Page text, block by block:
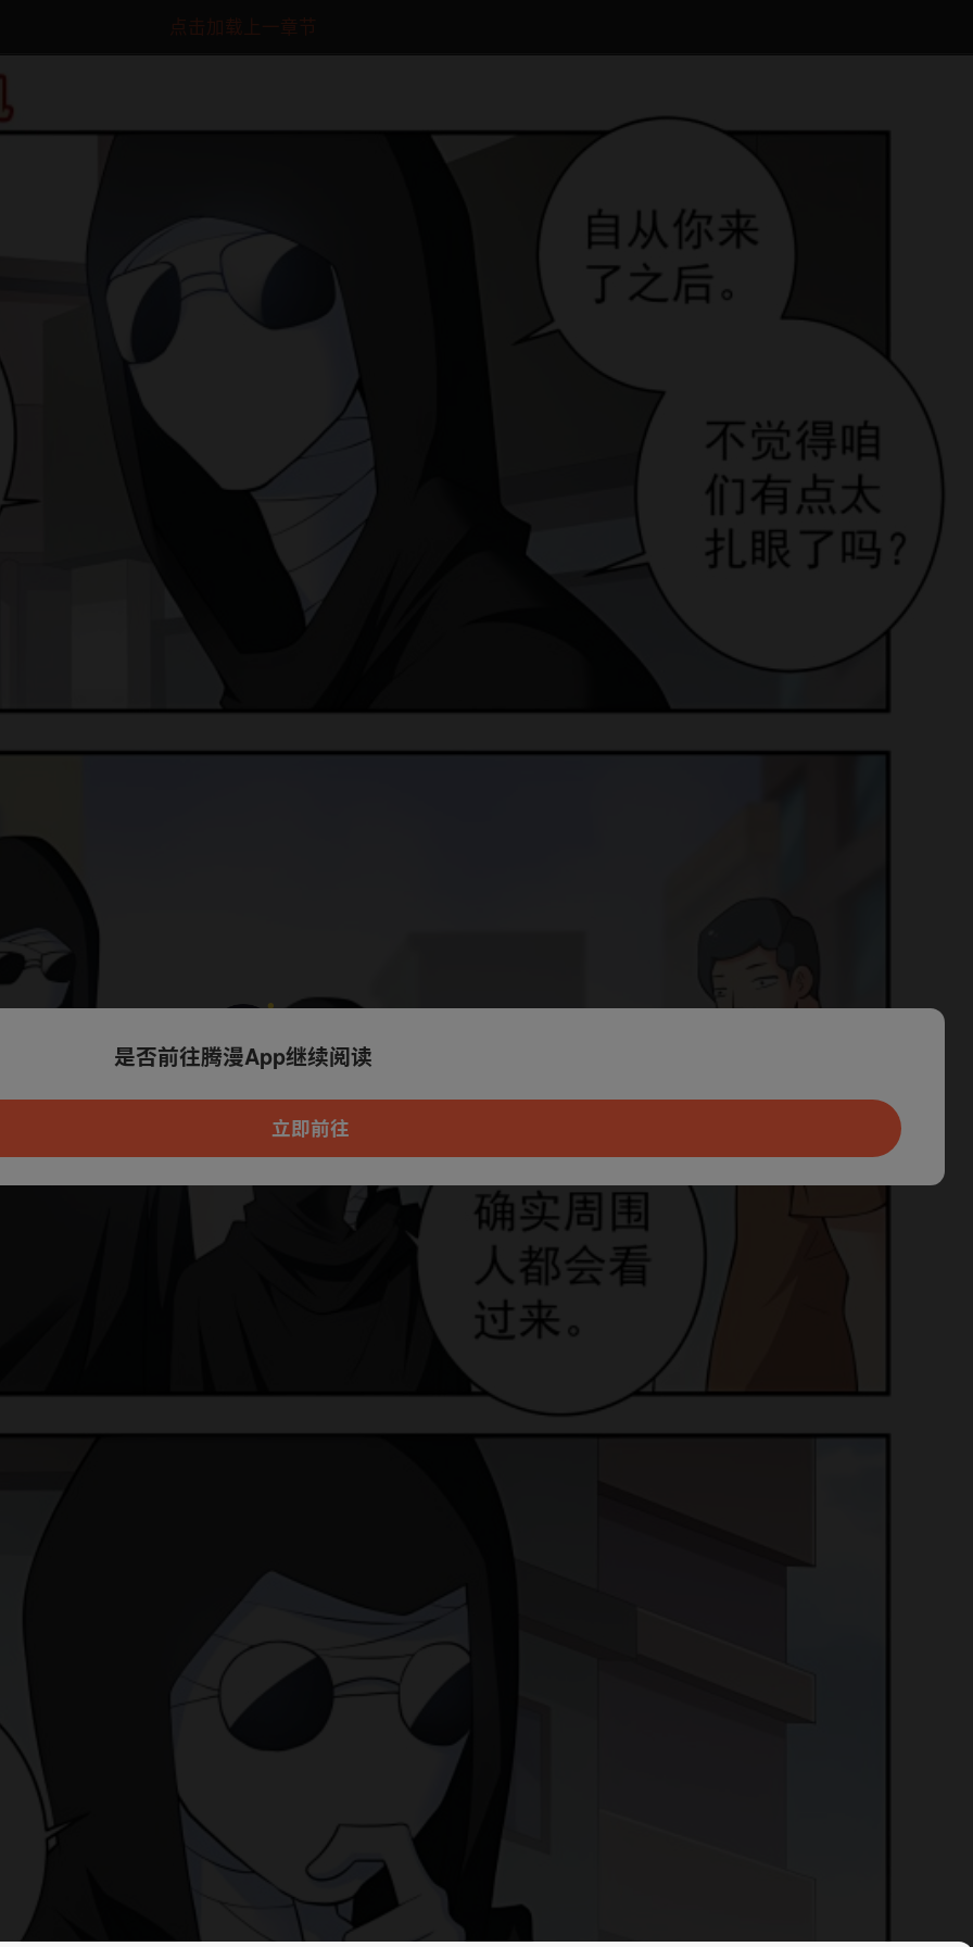
点击加载上一章节
本章节仅支持App阅读，可打开App新用
户7天免费看
是否前往腾漫App继续阅读
立即前往